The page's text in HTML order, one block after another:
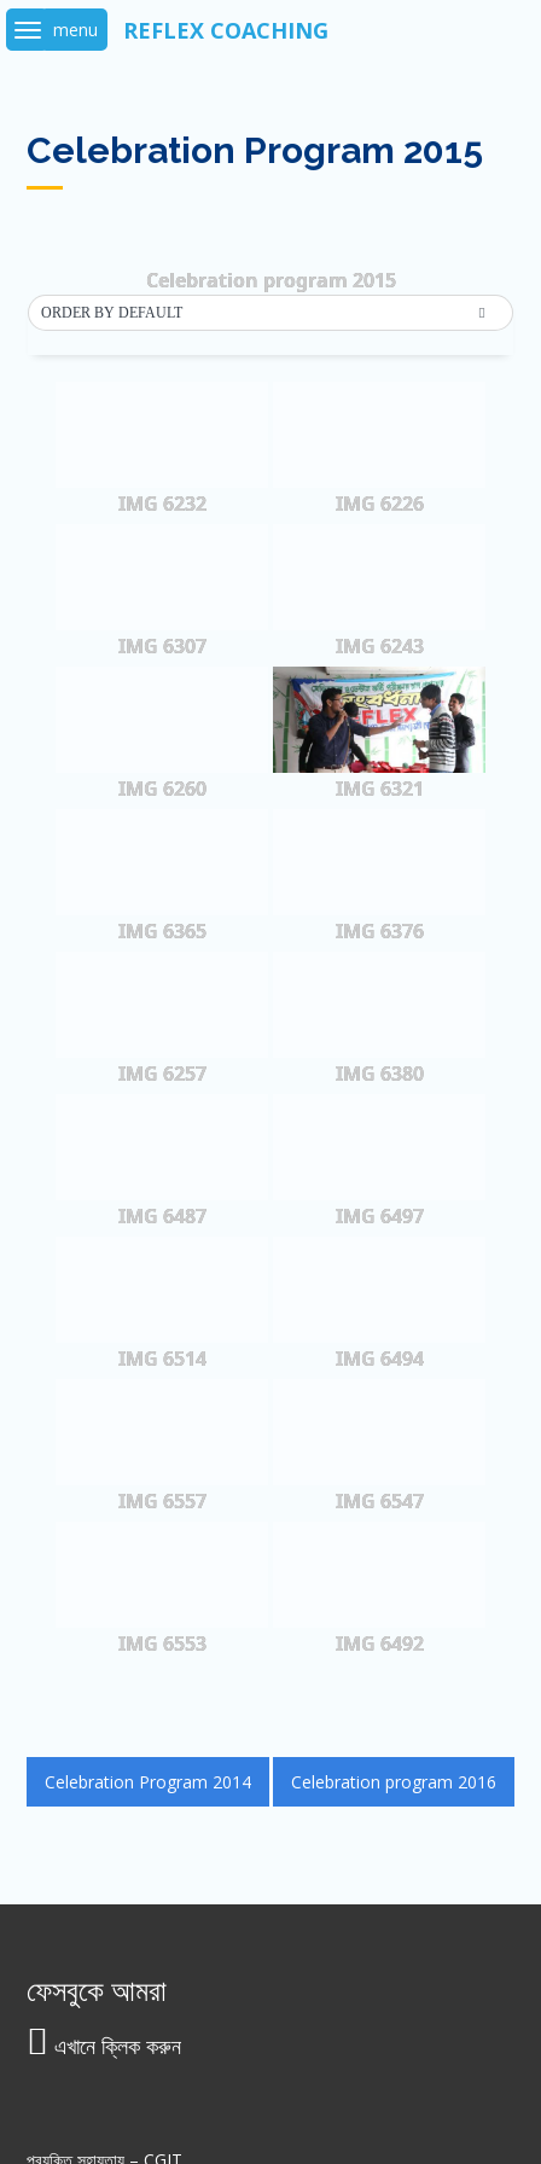
Skip
to
Celebration Program 2015
Celebration program 2015
ORDER BY DEFAULT
IMG 6232 IMG 6226
IMG 6307 IMG 6243
IMG 6260 IMG 6321
IMG 6365 IMG 6376
IMG 6257 IMG 6380
IMG 6487 IMG 6497
IMG 6514 IMG 6494
IMG 6557 IMG 6547
IMG 6553 IMG 6492
পোস্ট
ন্যাভিগেশন
Celebration Program 2014 Celebration program 2016
ফেসবুকে আমরা
এখানে ক্লিক করুন